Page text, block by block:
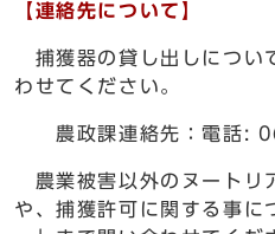
【 連絡先について 】
捕獲器の貸し出しについ
わせてください。
農政課連絡先：電話:
農業被害以外のヌートリ
や、捕獲許可に関する事に